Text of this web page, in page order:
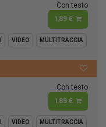
Con testo
1,89 €
VIDEO MULTITRACCIA
Con testo
1,89 €
VIDEO MULTITRACCIA